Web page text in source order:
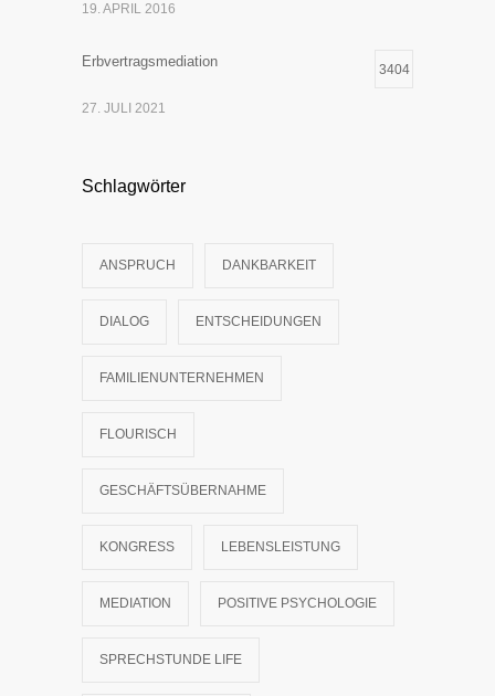
19. APRIL 2016
Erbvertragsmediation 3404
27. JULI 2021
Schlagwörter
ANSPRUCH DANKBARKEIT
DIALOG ENTSCHEIDUNGEN
FAMILIENUNTERNEHMEN
FLOURISCH
GESCHÄFTSÜBERNAHME
KONGRESS LEBENSLEISTUNG
MEDIATION POSITIVE PSYCHOLOGIE
SPRECHSTUNDE LIFE